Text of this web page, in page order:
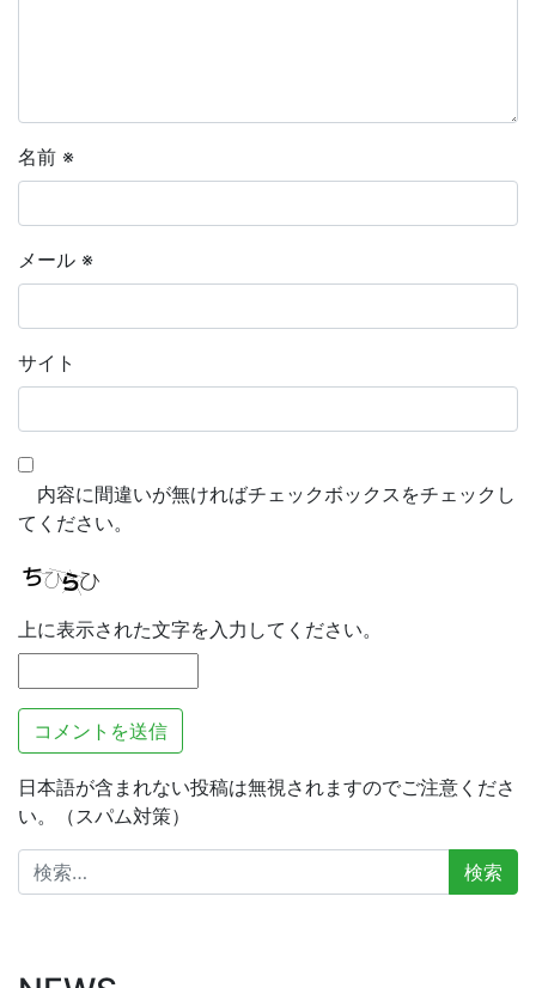
名前 ※
メール ※
サイト
内容に間違いが無ければチェックボックスをチェックし
てください。
上に表示された文字を入力してください。
日本語が含まれない投稿は無視されますのでご注意くださ
い。（スパム対策）
検
索: